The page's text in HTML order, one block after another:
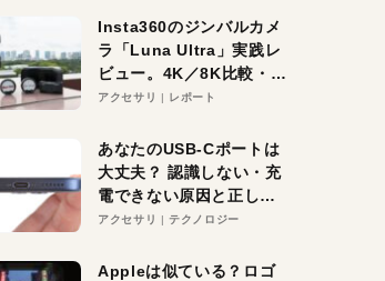
る未来はすぐそこ！
Insta360のジンバルカメ
ラ「Luna Ultra」実践レ
ビュー。4K／8K比較・ズ
ーム・夜間撮影をチェッ
アクセサリ レポート
あなたのUSB-Cポートは
大丈夫？ 認識しない・充
電できない原因と正しい
対策
アクセサリ テクノロジー
Appleは似ている？ロゴ